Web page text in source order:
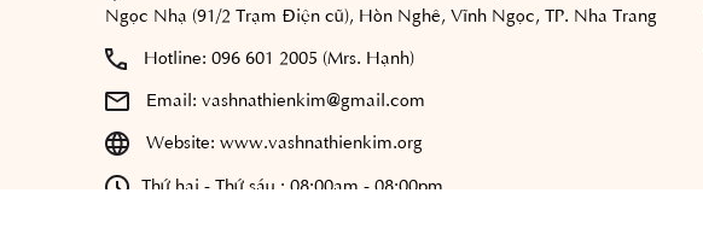
Ngọc Nhạ (91/2 Trạm Điện cũ), Hòn Nghê, Vĩnh Ngọc, TP. Nha Trang
Hotline: 096 601 2005 (Mrs. Hạnh)
Email: vashnathienkim@gmail.com
Website: www.vashnathienkim.org
Thứ hai - Thứ sáu : 08:00am - 08:00pm